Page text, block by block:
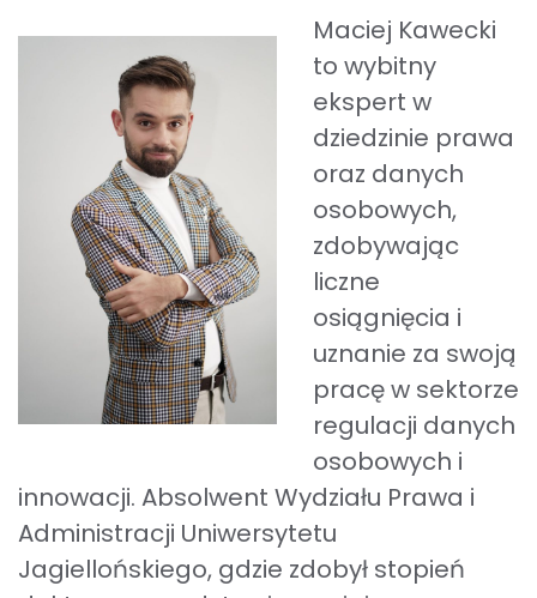
Maciej Kawecki
to wybitny
ekspert w
dziedzinie prawa
oraz danych
osobowych,
zdobywając
liczne
osiągnięcia i
uznanie za swoją
pracę w sektorze
regulacji danych
osobowych i
innowacji. Absolwent Wydziału Prawa i
Administracji Uniwersytetu
Jagiellońskiego, gdzie zdobył stopień